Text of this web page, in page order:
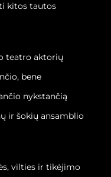
kitos tautos
teatro aktorių
bene
nykstančią
ir šokių ansamblio
vilties ir tikėjimo